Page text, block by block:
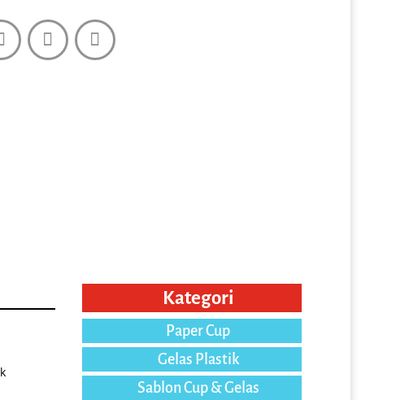
Kategori
Paper Cup
Gelas Plastik
Sablon Cup & Gelas